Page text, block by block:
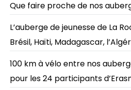
Que faire proche de nos
L’auberge de jeunesse de La
Brésil, Haïti, Madagascar,
100 km à vélo entre nos
pour les 24 participants